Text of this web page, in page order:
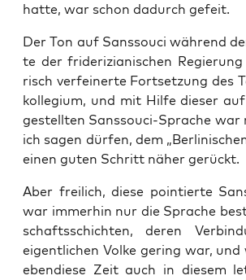
hat­te, war schon dadurch gefeit.
Der Ton auf Sans­sou­ci wäh­rend
te der fri­de­ri­zia­ni­schen
risch ver­fei­ner­te Fort­set­zung des
kol­le­gi­um, und mit Hil­fe die­ser
gestell­ten Sans­sou­ci-Spra­che war
ich sagen dür­fen, dem
einen guten Schritt näher gerückt.
Aber frei­lich, die­se poin­tier­te
war immer­hin nur die Spra­che
schafts­schich­ten, deren
eigent­li­chen Vol­ke gering war, und
eben­die­se Zeit auch in die­sem